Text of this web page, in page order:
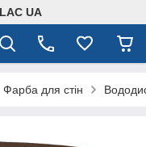
UA
Фарба для стін